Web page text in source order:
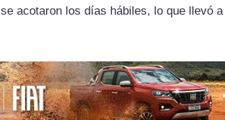
acotaron los días hábiles, lo que llevó